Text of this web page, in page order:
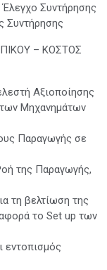
Συντήρησης
Συντήρησης
– ΚΟΣΤΟΣ
Αξιοποίησης
Μηχανημάτων
Παραγωγής σε
της Παραγωγής,
τη βελτίωση της
το Set up των
εντοπισμός